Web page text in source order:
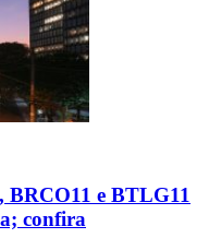
e BTLG11
confira